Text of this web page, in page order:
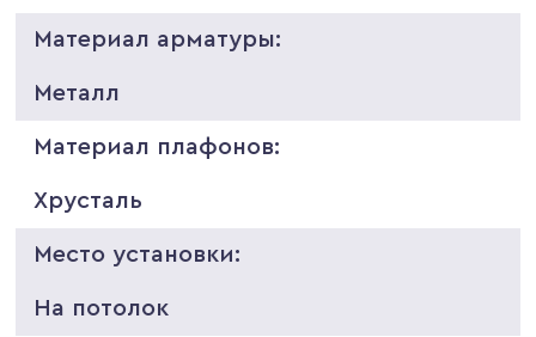
Материал арматуры:
Металл
Материал плафонов:
Хрусталь
Место установки:
На потолок